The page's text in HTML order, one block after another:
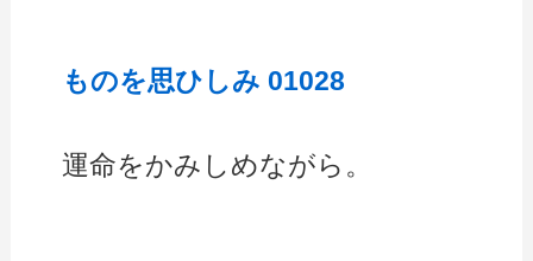
ものを思ひしみ 01028
運命をかみしめながら。